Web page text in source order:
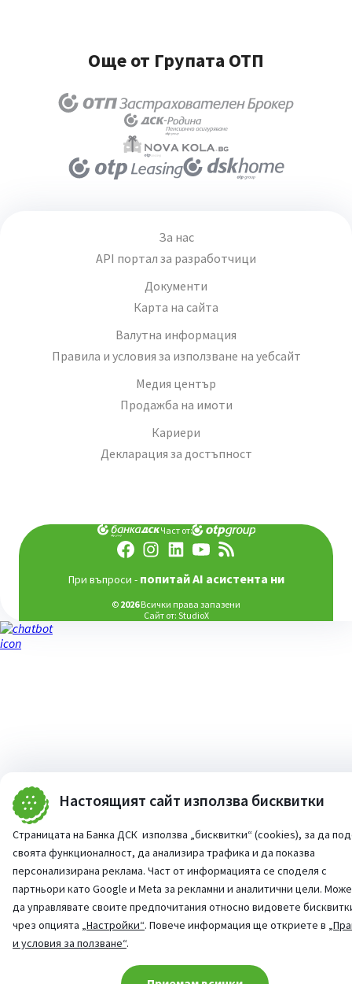
Настоящият сайт използва бисквитки
Страницата на Банка ДСК използва „бисквитки“ (cookies), за да
своята функционалност, да анализира трафика и да показва
персонализирана реклама. Част от информацията се споделя с
партньори като Google и Meta за рекламни и аналитични цели.
да управлявате своите предпочитания относно видовете
чрез опцията „Настройки“. Повече информация ще откриете в
и условия за ползване“.
Още от Групата ОТП
За нас
API портал за разработчици
Документи
Карта на сайта
Валутна информация
Правила и условия за използване на уебсайт
Медия център
Продажба на имоти
Кариери
Декларация за достъпност
Част от:
При въпроси - попитай AI асистента ни
© 2026Всички права запазени
Сайт от: StudioX
Cookie consent change